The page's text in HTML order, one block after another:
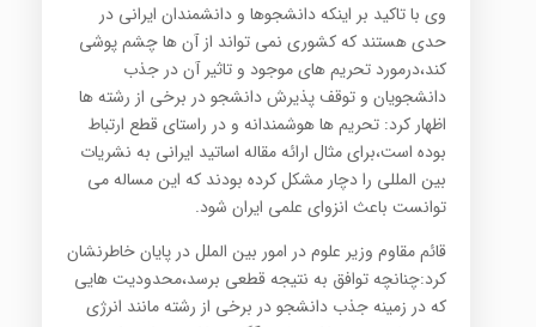
وی با تاکید بر اینکه دانشجوها و دانشمندان ایرانی در
حدی هستند که کشوری نمی تواند از آن ها چشم پوشی
کند،درمورد تحریم های موجود و تاثیر آن در جذب
دانشجویان و توقف پذیرش دانشجو در برخی از رشته ها
اظهار کرد: تحریم ها هوشمندانه و در راستای قطع ارتباط
بوده است،برای مثال ارائه مقاله اساتید ایرانی به نشریات
بین المللی را دچار مشکل کرده بودند که این مساله می
توانست باعث انزوای علمی ایران شود.
قائم مقاوم وزیر علوم در امور بین الملل در پایان خاطرنشان
کرد:چنانچه توافق به نتیجه قطعی برسد،محدودیت هایی
که در زمینه جذب دانشجو در برخی از رشته مانند انرژی